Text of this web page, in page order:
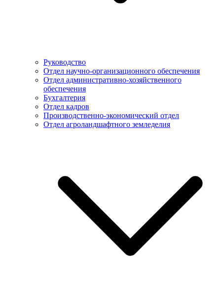
Руководство
Отдел научно-организационного обеспечения
Отдел административно-хозяйственного
обеспечения
Бухгалтерия
Отдел кадров
Производственно-экономический отдел
Отдел агроландшафтного земледелия